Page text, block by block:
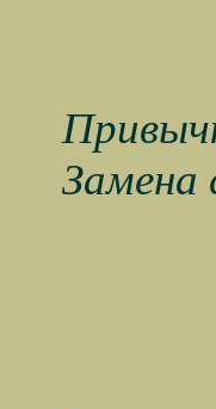
Замена